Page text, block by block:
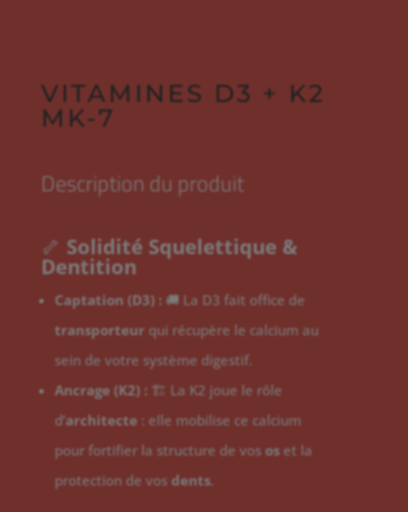
VITAMINES D3 + K2
MK-7
Description du produit
🦴 Solidité Squelettique &
Dentition
Captation (D3) : 🚚 La D3 fait office de
transporteur qui récupère le calcium au
sein de votre système digestif.
Ancrage (K2) : 🏗️ La K2 joue le rôle
d’architecte: elle mobilise ce calcium
pour fortifier la structure de vos oset la
protection de vos dents.